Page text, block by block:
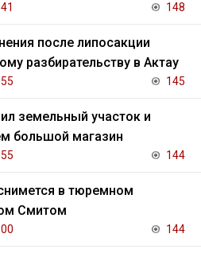
148
после липосакции
разбирательству в Актау
145
земельный участок и
большой магазин
144
в тюремном
Смитом
144